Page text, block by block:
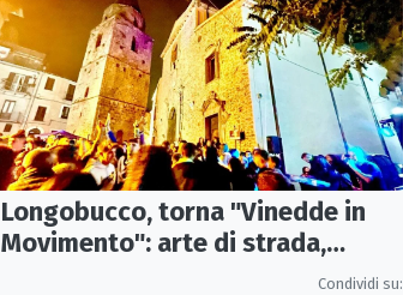
Longobucco, torna "Vinedde in
Movimento": arte di strada,
musica e sapori fanno rivivere il
Condividi su: